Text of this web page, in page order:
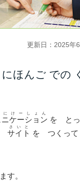
更新日：2025年
ほんご での
ニケーション
にけーしょん
を と
サイト
さいと
を つくっ
す。